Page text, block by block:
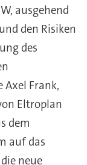
ausgehend
den Risiken
des
Axel Frank,
Eltroplan
dem
auf das
neue